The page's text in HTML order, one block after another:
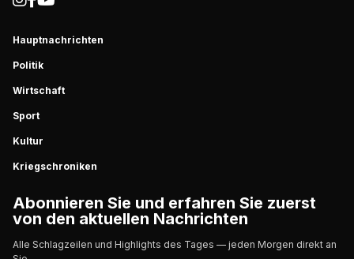
Hauptnachrichten
Politik
Wirtschaft
Sport
Kultur
Kriegschroniken
Abonnieren Sie und erfahren Sie zuerst
von den aktuellen Nachrichten
Alle Schlagzeilen und Highlights des Tages — jeden Morgen direkt an